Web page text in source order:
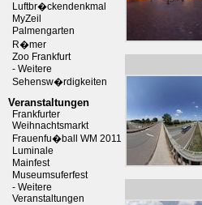
Luftbr�ckendenkmal
MyZeil
Palmengarten
R�mer
Zoo Frankfurt
- Weitere
Sehensw�rdigkeiten
Veranstaltungen
Frankfurter
Weihnachtsmarkt
Frauenfu�ball WM 2011
Luminale
Mainfest
Museumsuferfest
- Weitere
Veranstaltungen